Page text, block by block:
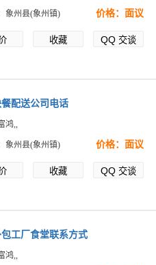
象州县(象州镇) 价格：面议
收藏 QQ 交谈
配送公司电话
鸿,,
象州县(象州镇) 价格：面议
收藏 QQ 交谈
工厂食堂联系方式
鸿,,